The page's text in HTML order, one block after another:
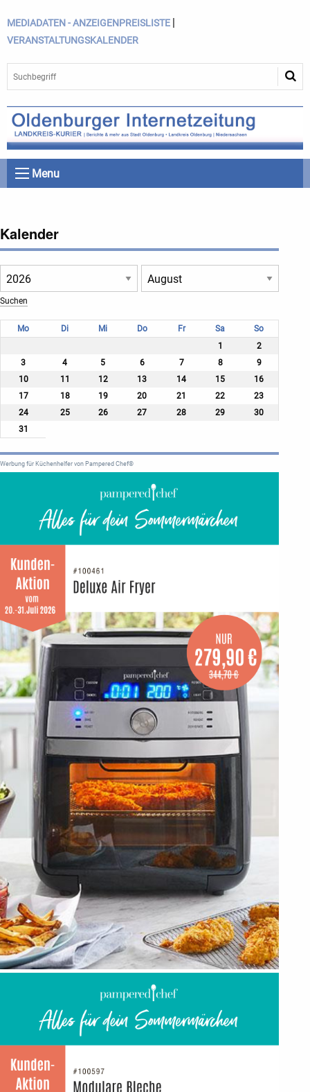
MEDIADATEN - ANZEIGENPREISLISTE |
VERANSTALTUNGSKALENDER
Menu
Kalender
Mo Di Mi Do Fr Sa
So
1
2
3
4 5 6 7 8
9
10
11 12 13 14 15
16
17
18 19 20 21 22
23
24
25 26 27 28 29
30
31
Werbung für Küchenhelfer von Pampered Chef®